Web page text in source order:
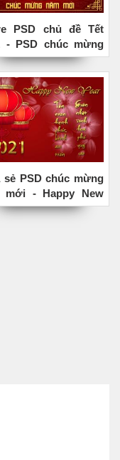
PSD chủ đề Tết
- PSD chúc mừng
mới 2021 cực kỳ
lượng
sẻ PSD chúc mừng
mới - Happy New